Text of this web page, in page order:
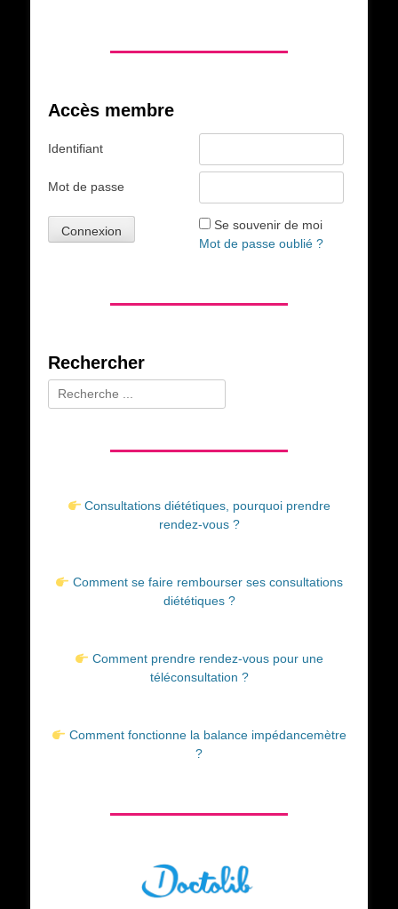
Accès membre
Identifiant
Mot de passe
Se souvenir de moi
Mot de passe oublié ?
Rechercher
Rechercher :
Consultations diététiques, pourquoi prendre
rendez-vous ?
Comment se faire rembourser ses consultations
diététiques ?
Comment prendre rendez-vous pour une
téléconsultation ?
Comment fonctionne la balance impédancemètre
?